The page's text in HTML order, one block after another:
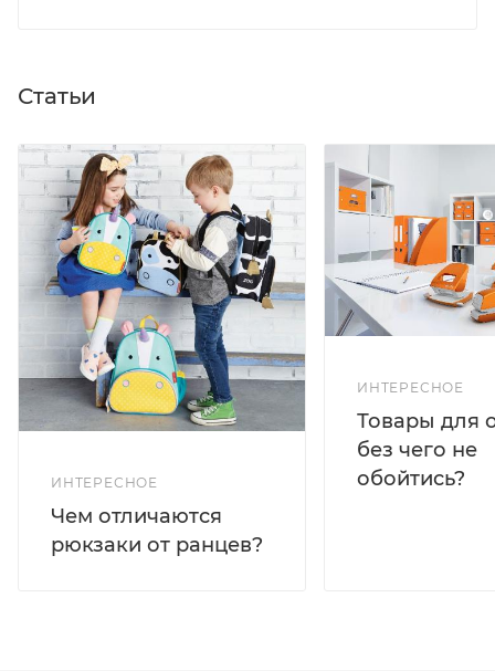
Статьи
ИНТЕРЕСНОЕ
Чем отличаются
рюкзаки от ранцев?
ИНТЕРЕСНОЕ
Товары для
без чего не
обойтись?